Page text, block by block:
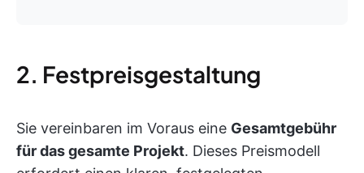
2. Festpreisgestaltung
Sie vereinbaren im Voraus eine Gesamtgebühr
für das gesamte Projekt. Dieses Preismodell